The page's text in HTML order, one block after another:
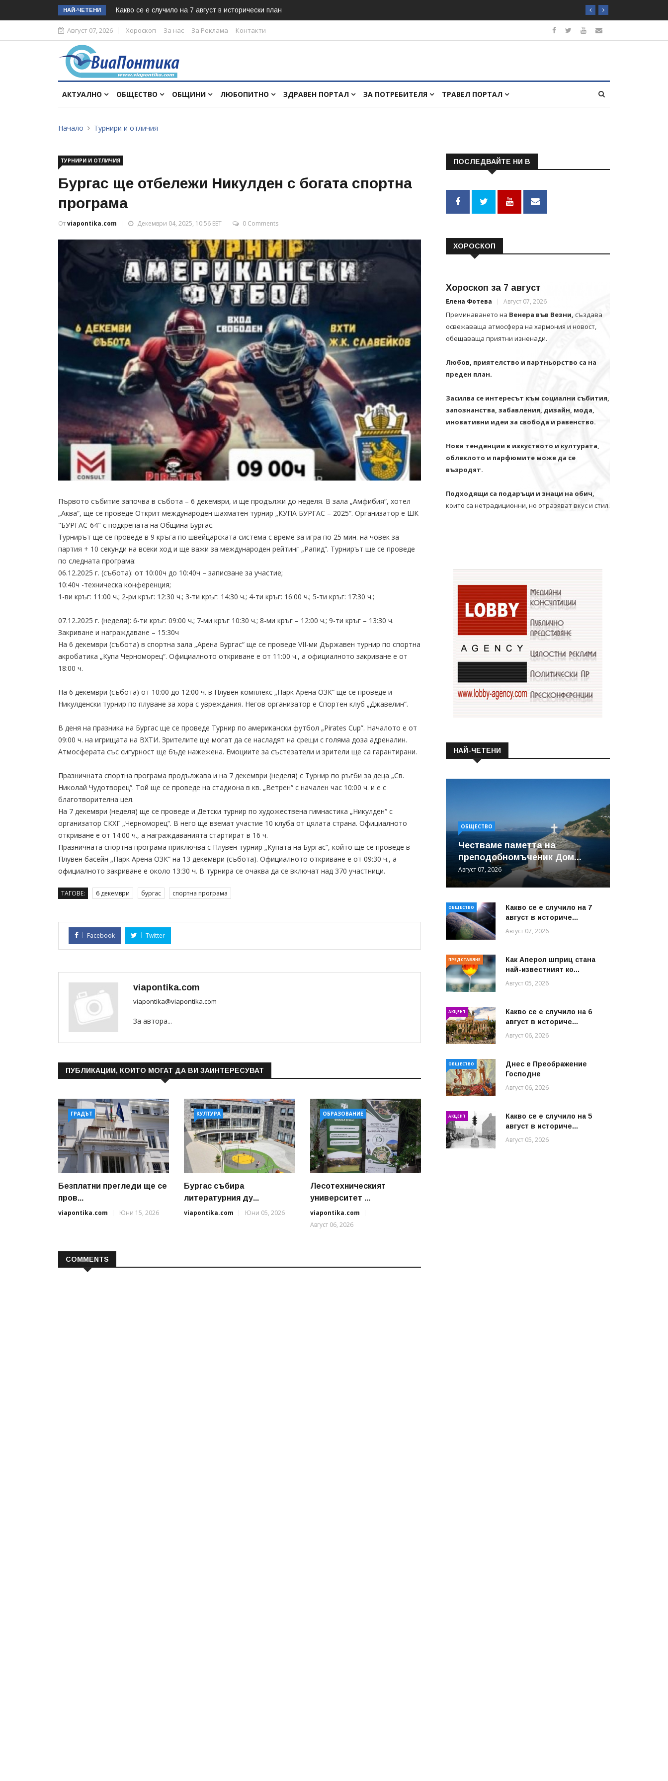
НАЙ-ЧЕТЕНИ Какво се е случило на 7 август в исторически план
Август 07, 2026 Хороскоп За нас За Реклама Контакти
АКТУАЛНО ОБЩЕСТВО ОБЩИНИ ЛЮБОПИТНО ЗДРАВЕН ПОРТАЛ ЗА ПОТРЕБИТЕЛЯ ТРАВЕЛ ПОРТАЛ
Начало Турнири и отличия
ТУРНИРИ И ОТЛИЧИЯ
Бургас ще отбележи Никулден с богата спортна
програма
Отviapontika.com Декември 04, 2025, 10:56 EET 0 Comments
Първото събитие започва в събота – 6 декември, и ще продължи до неделя. В зала „Амфибия“, хотел
„Аква“, ще се проведе Открит международен шахматен турнир „КУПА БУРГАС – 2025“. Организатор е ШК
"БУРГАС-64" с подкрепата на Община Бургас.
Турнирът ще се проведе в 9 кръга по швейцарската система с време за игра по 25 мин. на човек за
партия + 10 секунди на всеки ход и ще важи за международен рейтинг „Рапид“. Турнирът ще се проведе
по следната програма:
06.12.2025 г. (събота): от 10:00ч до 10:40ч – записване за участие;
10:40ч -техническа конференция;
1-ви кръг: 11:00 ч.; 2-ри кръг: 12:30 ч.; 3-ти кръг: 14:30 ч.; 4-ти кръг: 16:00 ч.; 5-ти кръг: 17:30 ч.;
07.12.2025 г. (неделя): 6-ти кръг: 09:00 ч.; 7-ми кръг 10:30 ч.; 8-ми кръг – 12:00 ч.; 9-ти кръг – 13:30 ч.
Закриване и награждаване – 15:30ч
На 6 декември (събота) в спортна зала „Арена Бургас“ ще се проведе VII-ми Държавен турнир по спортна
акробатика „Купа Черноморец“. Официалното откриване е от 11:00 ч., а официалното закриване е от
18:00 ч.
На 6 декември (събота) от 10:00 до 12:00 ч. в Плувен комплекс „Парк Арена ОЗК“ ще се проведе и
Никулденски турнир по плуване за хора с увреждания. Негов организатор е Спортен клуб „Джавелин“.
В деня на празника на Бургас ще се проведе Турнир по американски футбол „Pirates Cup”. Началото е от
09:00 ч. на игрищата на ВХТИ. Зрителите ще могат да се насладят на срещи с голяма доза адреналин.
Атмосферата със сигурност ще бъде нажежена. Емоциите за състезатели и зрители ще са гарантирани.
Празничната спортна програма продължава и на 7 декември (неделя) с Турнир по ръгби за деца „Св.
Николай Чудотворец“. Той ще се проведе на стадиона в кв. „Ветрен“ с начален час 10:00 ч. и е с
благотворителна цел.
На 7 декември (неделя) ще се проведе и Детски турнир по художествена гимнастика „Никулден“ с
организатор СКХГ „Черноморец“. В него ще вземат участие 10 клуба от цялата страна. Официалното
откриване е от 14:00 ч., а награждаванията стартират в 16 ч.
Празничната спортна програма приключва с Плувен турнир „Купата на Бургас“, който ще се проведе в
Плувен басейн „Парк Арена ОЗК“ на 13 декември (събота). Официалното откриване е от 09:30 ч., а
официалното закриване е около 13:30 ч. В турнира се очаква да се включат над 370 участници.
ТАГОВЕ: 6 декември бургас спортна програма
Facebook Twitter
viapontika.com
viapontika@viapontika.com
За автора...
ПУБЛИКАЦИИ, КОИТО МОГАТ ДА ВИ ЗАИНТЕРЕСУВАТ
ГРАДЪТ
Безплатни прегледи ще се
пров...
viapontika.com
Юни 15, 2026
КУЛТУРА
Бургас събира
литературния ду...
viapontika.com
Юни 05, 2026
ОБРАЗОВАНИЕ
Лесотехническият
университет ...
viapontika.com
Август 06, 2026
COMMENTS
ПОСЛЕДВАЙТЕ НИ В
ХОРОСКОП
Хороскоп за 7 август
Елена Фотева Август 07, 2026
Преминаването на Венера във Везни, създава
освежаваща атмосфера на хармония и новост,
обещаваща приятни изненади.
Любов, приятелство и партньорство са на
преден план.
Засилва се интересът към социални събития,
запознанства, забавления, дизайн, мода,
иновативни идеи за свобода и равенство.
Нови тенденции в изкуството и културата,
облеклото и парфюмите може да се
възродят.
Подходящи са подаръци и знаци на обич,
които са нетрадиционни, но отразяват вкус и стил.
НАЙ-ЧЕТЕНИ
ОБЩЕСТВО
Честваме паметта на
преподобномъченик Дом...
Август 07, 2026
ОБЩЕСТВО
Какво се е случило на 7
август в историче...
Август 07, 2026
ПРЕДСТАВЯНЕ
Как Аперол шприц стана
най-известният ко...
Август 05, 2026
АКЦЕНТ
Какво се е случило на 6
август в историче...
Август 06, 2026
ОБЩЕСТВО
Днес е Преображение
Господне
Август 06, 2026
АКЦЕНТ
Какво се е случило на 5
август в историче...
Август 05, 2026